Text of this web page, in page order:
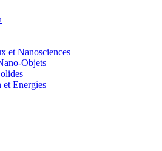
et Nanosciences
Objets
Energies